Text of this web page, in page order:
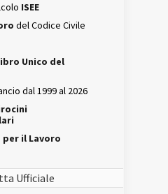
ISEE
del Codice Civile
Unico del
dal 1999 al 2026
per il Lavoro
Ufficiale